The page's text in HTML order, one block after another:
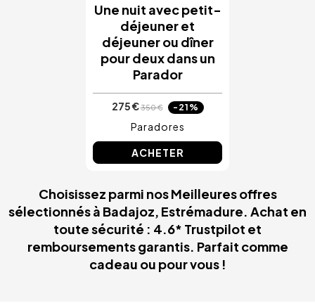
Une nuit avec petit-
déjeuner et
déjeuner ou dîner
pour deux dans un
Parador
275 €350 € -21%
Paradores
ACHETER
Choisissez parmi nos Meilleures offres
sélectionnés à Badajoz, Estrémadure. Achat en
toute sécurité : 4.6* Trustpilot et
remboursements garantis. Parfait comme
cadeau ou pour vous !